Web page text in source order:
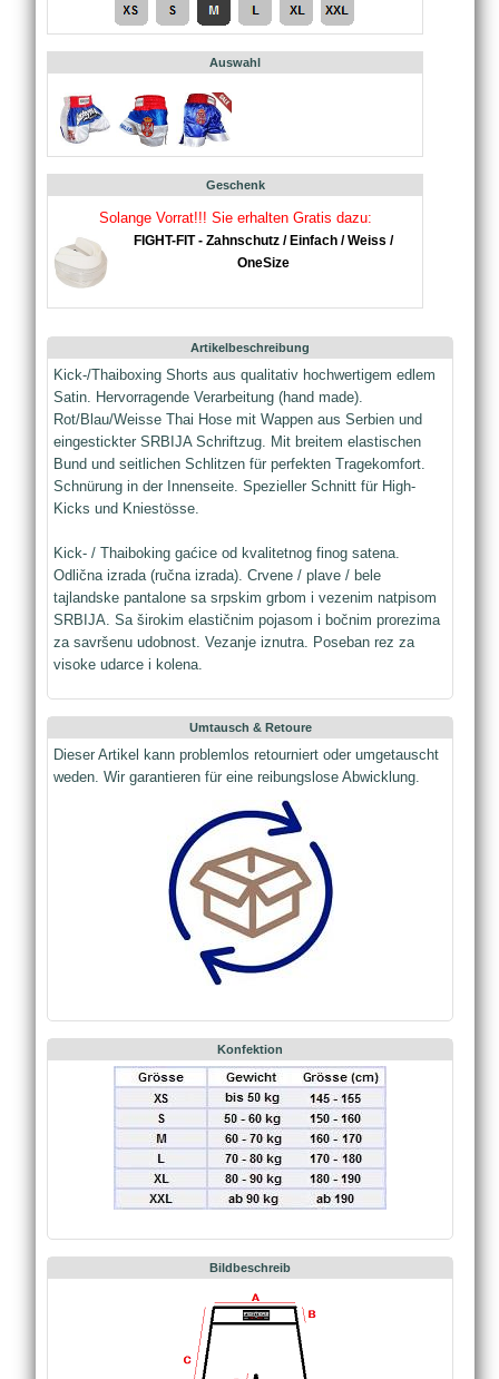
Auswahl
Geschenk
Solange Vorrat!!! Sie erhalten Gratis dazu:
FIGHT-FIT - Zahnschutz / Einfach / Weiss /
OneSize
Artikelbeschreibung
Kick-/Thaiboxing Shorts aus qualitativ hochwertigem edlem
Satin. Hervorragende Verarbeitung (hand made).
Rot/Blau/Weisse Thai Hose mit Wappen aus Serbien und
eingestickter SRBIJA Schriftzug. Mit breitem elastischen
Bund und seitlichen Schlitzen für perfekten Tragekomfort.
Schnürung in der Innenseite. Spezieller Schnitt für High-
Kicks und Kniestösse.
Kick- / Thaiboking gaćice od kvalitetnog finog satena.
Odlična izrada (ručna izrada). Crvene / plave / bele
tajlandske pantalone sa srpskim grbom i vezenim natpisom
SRBIJA. Sa širokim elastičnim pojasom i bočnim prorezima
za savršenu udobnost. Vezanje iznutra. Poseban rez za
visoke udarce i kolena.
Umtausch & Retoure
Dieser Artikel kann problemlos retourniert oder umgetauscht
weden. Wir garantieren für eine reibungslose Abwicklung.
Konfektion
Bildbeschreib